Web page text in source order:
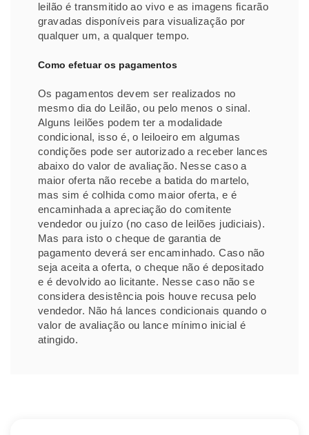
leilão é transmitido ao vivo e as imagens ficarão
gravadas disponíveis para visualização por
qualquer um, a qualquer tempo.
Como efetuar os pagamentos
Os pagamentos devem ser realizados no
mesmo dia do Leilão, ou pelo menos o sinal.
Alguns leilões podem ter a modalidade
condicional, isso é, o leiloeiro em algumas
condições pode ser autorizado a receber lances
abaixo do valor de avaliação. Nesse caso a
maior oferta não recebe a batida do martelo,
mas sim é colhida como maior oferta, e é
encaminhada a apreciação do comitente
vendedor ou juízo (no caso de leilões judiciais).
Mas para isto o cheque de garantia de
pagamento deverá ser encaminhado. Caso não
seja aceita a oferta, o cheque não é depositado
e é devolvido ao licitante. Nesse caso não se
considera desistência pois houve recusa pelo
vendedor. Não há lances condicionais quando o
valor de avaliação ou lance mínimo inicial é
atingido.